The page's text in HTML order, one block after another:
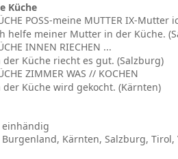
Küche
POSS-meine MUTTER IX-Mutter
helfe meiner Mutter in der Küche.
INNEN RIECHEN ...
der Küche riecht es gut. (Salzburg)
ZIMMER WAS // KOCHEN
der Küche wird gekocht. (Kärnten)
einhändig
Burgenland, Kärnten, Salzburg,